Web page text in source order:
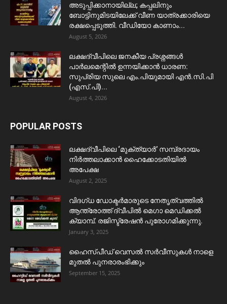
അടുപ്പിക്കാനായില്ല; കപ്പലിനും
ബോട്ടിനുമിടയിലേക്ക് വീണ യാത്രക്കാരിയെ
രക്ഷപ്പെടുത്തി. വീഡിയോ കാണാം...
August 5, 2026
ലക്ഷദ്വീപിലെ ജനകീയ പ്രശ്നങ്ങൾ
പാർലമെന്റിൽ ഉന്നയിക്കാൻ ധാരണ:
സുപ്രിയ സുലെ എം.പിയുമായി എൻ.സി.പി
(എസ്.പി)...
August 4, 2026
POPULAR POSTS
ലക്ഷദ്വീപിലെ ‘മുക്ത്യാർ’ സമ്പ്രദായം
നിർത്തലാക്കാൻ ഹൈക്കോടതിയിൽ
അപേക്ഷ
August 2, 2025
വിദഗ്ധ ഡോക്ടർമാരുടെ നേതൃത്വത്തിൽ
ആന്ത്രോത്ത് ദ്വീപിൽ മെഗാ മെഡിക്കൽ
ക്യാമ്പ്. രജിസ്ട്രേഷൻ പുരോഗമിക്കുന്നു.
January 3, 2025
ഹൈസ്പീഡ് വെസൽ സർവീസുകൾ നാളെ
മുതൽ പുനരാരംഭിക്കും
September 15, 2025